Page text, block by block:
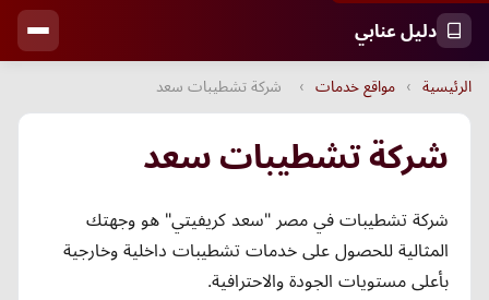
دليل عنابي
الرئيسية › مواقع خدمات › شركة تشطيبات سعد
شركة تشطيبات سعد
شركة تشطيبات في مصر "سعد كريفيتي" هو وجهتك
المثالية للحصول على خدمات تشطيبات داخلية وخارجية
بأعلى مستويات الجودة والاحترافية.